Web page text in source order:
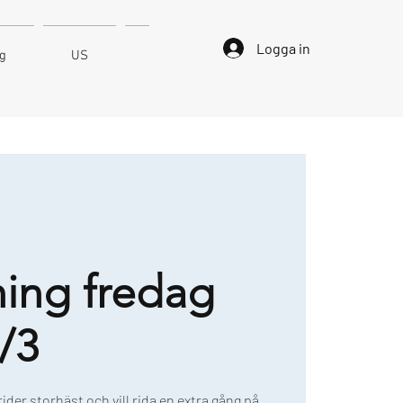
fredag
3
US Logga in